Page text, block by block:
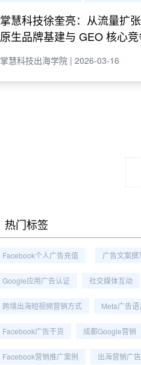
掌慧科技徐奎亮：从流量扩
原生品牌基建与 GEO 核心
掌慧科技出海学院 | 2026-03-16
热门标签
Facebook个人广告充值 广告文案撰
Google应用广告认证 社交媒体互动
跨境出海短视频营销方式 Meta广告
Facebook广告干货 成都Google营销
Facebook营销推广案例 出海营销广